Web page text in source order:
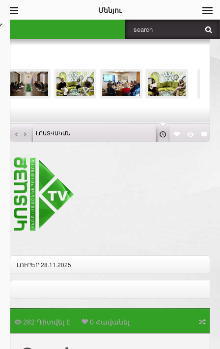
‹ › ԼՐԱՏՎԱԿԱՆ
ԼՈՒՐԵՐ 28.11.2025
282 Դիտվել է 0 Հավանել
Մենյու